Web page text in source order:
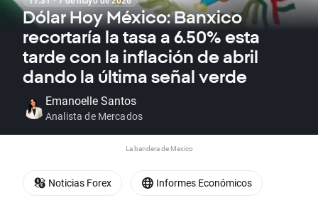
Dólar Hoy México: Banxico
recortaría la tasa a 6.50% esta
tarde con la inflación de abril
dando la última señal verde
Emanoelle Santos
Analista de Mercados
La bandera de Mexico
Noticias Forex Informes Económicos